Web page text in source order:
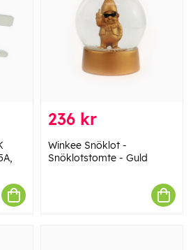
236 kr
Winkee Snöklot -
Snöklotstomte - Guld